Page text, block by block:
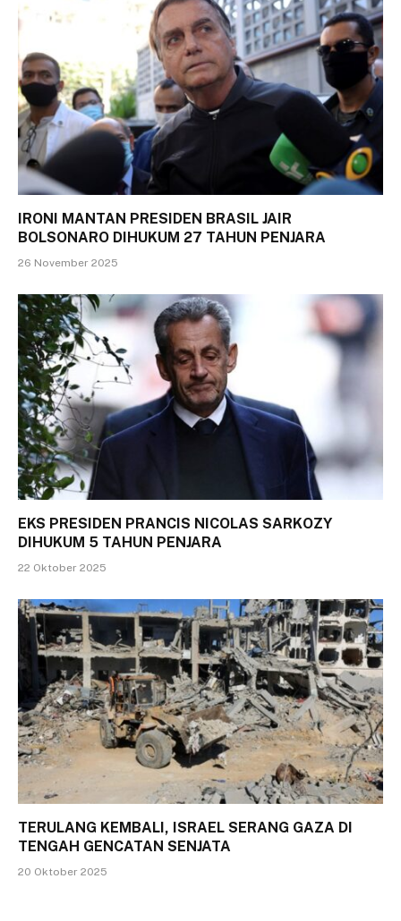
IRONI MANTAN PRESIDEN BRASIL JAIR
BOLSONARO DIHUKUM 27 TAHUN PENJARA
26 November 2025
EKS PRESIDEN PRANCIS NICOLAS SARKOZY
DIHUKUM 5 TAHUN PENJARA
22 Oktober 2025
TERULANG KEMBALI, ISRAEL SERANG GAZA DI
TENGAH GENCATAN SENJATA
20 Oktober 2025